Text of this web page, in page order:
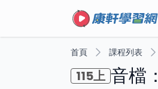
首頁 課程列表
115上 音檔